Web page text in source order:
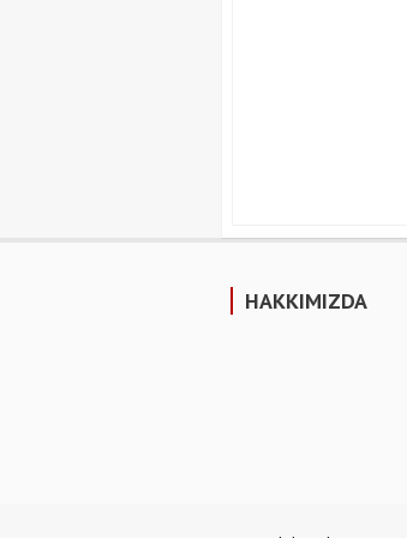
HAKKIMIZDA